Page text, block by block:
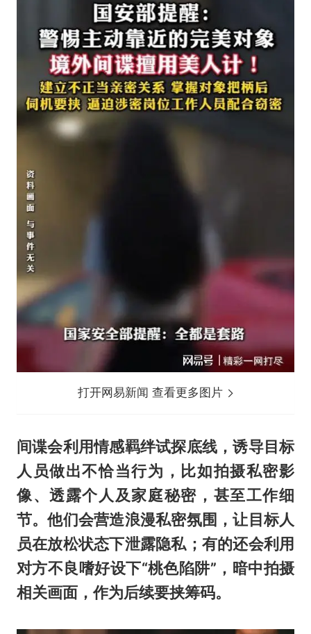
打开网易新闻 查看更多图片
间谍会利用情感羁绊试探底线，诱导目标
人员做出不恰当行为，比如拍摄私密影
像、透露个人及家庭秘密，甚至工作细
节。他们会营造浪漫私密氛围，让目标人
员在放松状态下泄露隐私；有的还会利用
对方不良嗜好设下“桃色陷阱”，暗中拍摄
相关画面，作为后续要挟筹码。